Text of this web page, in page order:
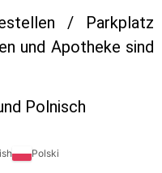
/ Parkplatz
und Apotheke sind
Polnisch
Polski